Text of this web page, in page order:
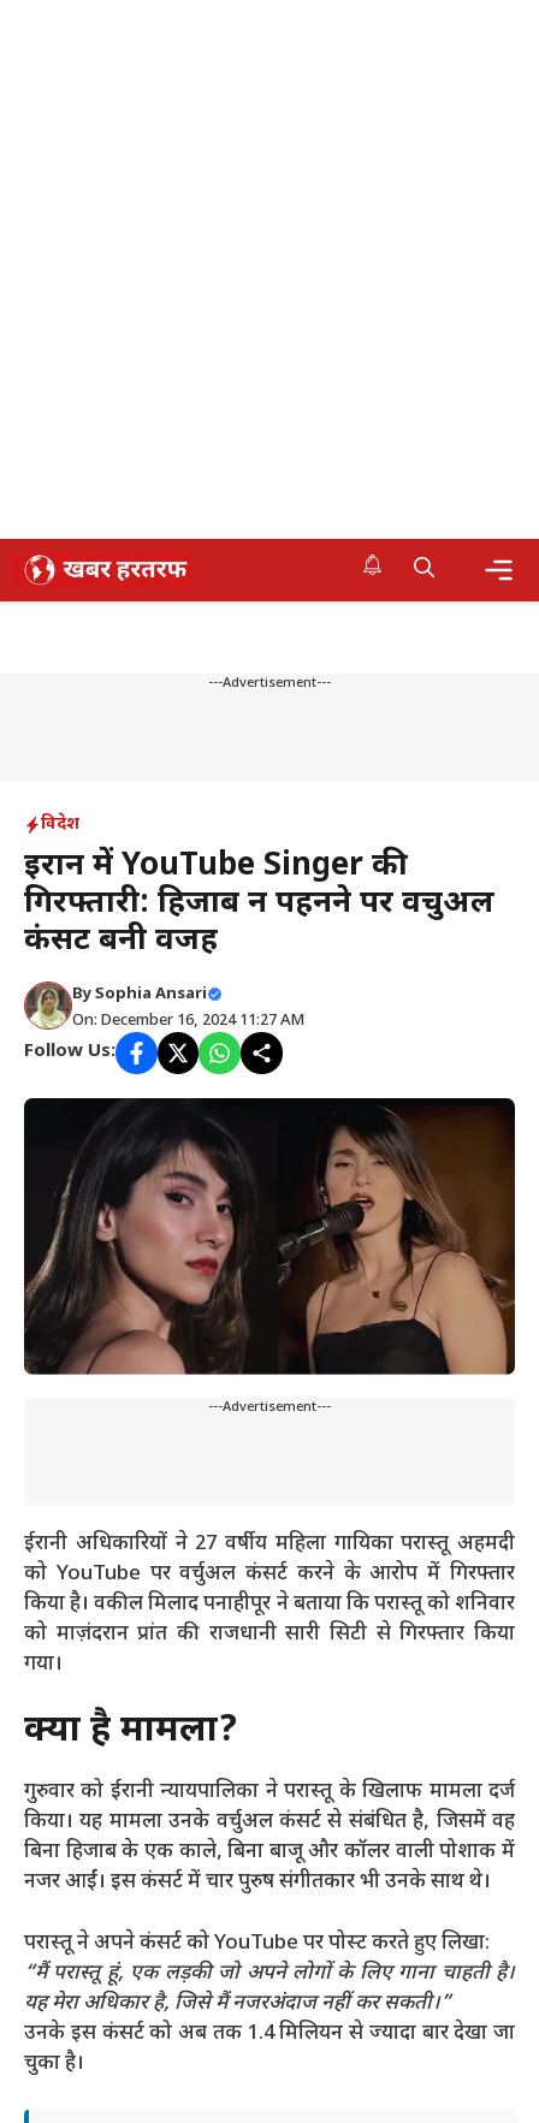
Skip
---Advertisement---
विदेश
ईरान में YouTube Singer की
गिरफ्तारी: हिजाब न पहनने पर वर्चुअल
कंसर्ट बनी वजह
BySophia Ansari
On: December 16, 2024 11:27 AM
Follow Us:
---Advertisement---
ईरानी अधिकारियों ने 27 वर्षीय महिला गायिका परास्तू अहमदी
को YouTube पर वर्चुअल कंसर्ट करने के आरोप में गिरफ्तार
किया है। वकील मिलाद पनाहीपूर ने बताया कि परास्तू को शनिवार
को माज़ंदरान प्रांत की राजधानी सारी सिटी से गिरफ्तार किया
गया।
क्या है मामला?
गुरुवार को ईरानी न्यायपालिका ने परास्तू के खिलाफ मामला दर्ज
किया। यह मामला उनके वर्चुअल कंसर्ट से संबंधित है, जिसमें वह
बिना हिजाब के एक काले, बिना बाजू और कॉलर वाली पोशाक में
नजर आईं। इस कंसर्ट में चार पुरुष संगीतकार भी उनके साथ थे।
परास्तू ने अपने कंसर्ट को YouTube पर पोस्ट करते हुए लिखा:
“मैं परास्तू हूं, एक लड़की जो अपने लोगों के लिए गाना चाहती है।
यह मेरा अधिकार है, जिसे मैं नजरअंदाज नहीं कर सकती।”
उनके इस कंसर्ट को अब तक 1.4 मिलियन से ज्यादा बार देखा जा
चुका है।